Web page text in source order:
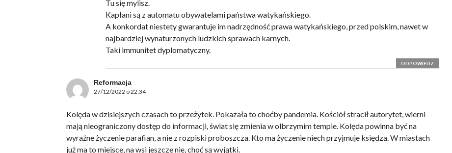
Tu się mylisz.
Kapłani są z automatu obywatelami państwa watykańskiego.
A konkordat niestety gwarantuje im nadrzędność prawa watykańskiego, przed polskim, nawet w
najbardziej wynaturzonych ludzkich sprawach karnych.
Taki immunitet dyplomatyczny.
ODPOWIEDZ
Reformacja
27/12/2022 o 22:34
Kolęda w dzisiejszych czasach to przeżytek. Pokazała to choćby pandemia. Kościół stracił autorytet, wierni
mają nieograniczony dostęp do informacji, świat się zmienia w olbrzymim tempie. Kolęda powinna być na
wyraźne życzenie parafian, a nie z rozpiski proboszcza. Kto ma życzenie niech przyjmuje księdza. W miastach
już ma to miejsce, na wsi jeszcze nie, choć są wyjątki.